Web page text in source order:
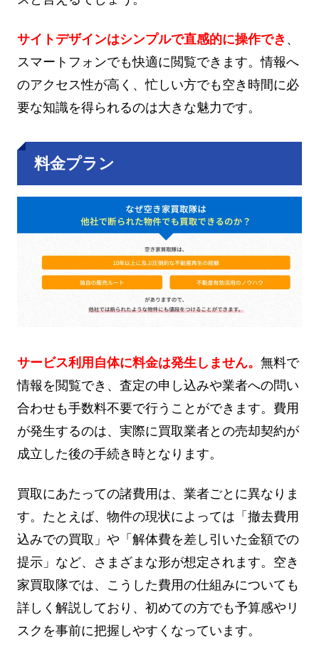
サイトデザインはシンプルで直感的に操作でき 、
スマートフォンでも快適に閲覧できます。情報へ
のアクセス性が高く、忙しい方でも空き時間に必
要な知識を得られるのは大きな魅力です。
料金プラン
サービス利用自体に料金は発生しません。 無料で
情報を閲覧でき、査定の申し込みや業者への問い
合わせも手数料不要で行うことができます。費用
が発生するのは、実際に買取業者との売却契約が
成立した後の手続き時となります。
買取にあたっての諸費用は、業者ごとに異なりま
す。たとえば、物件の現状によっては「撤去費用
込みでの買取」や「解体費を差し引いた金額での
提示」など、さまざまな形が想定されます。空き
家買取隊では、こうした費用の仕組みについても
詳しく解説しており、初めての方でも予算感やリ
スクを事前に把握しやすくなっています。